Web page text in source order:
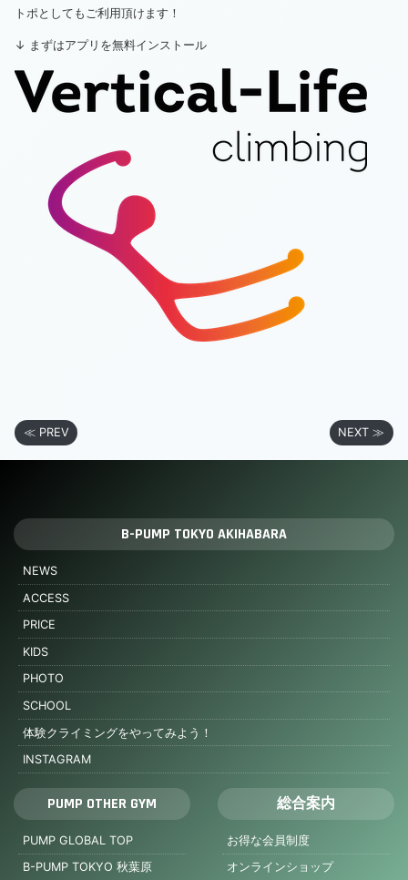
トポとしてもご利用頂けます！
↓ まずはアプリを無料インストール
≪ PREV NEXT ≫
B-PUMP TOKYO AKIHABARA
NEWS
ACCESS
PRICE
KIDS
PHOTO
SCHOOL
体験クライミングをやってみよう！
INSTAGRAM
PUMP OTHER GYM
PUMP GLOBAL TOP
B-PUMP TOKYO 秋葉原
総合案内
お得な会員制度
オンラインショップ